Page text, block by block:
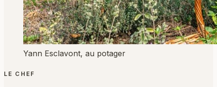
Yann Esclavont, au potager
LE CHEF